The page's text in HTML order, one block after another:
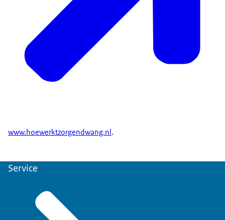
www.hoewerktzorgendwang.nl .
Service